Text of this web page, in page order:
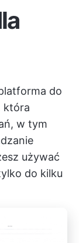
do
która
w tym
używać
do kilku